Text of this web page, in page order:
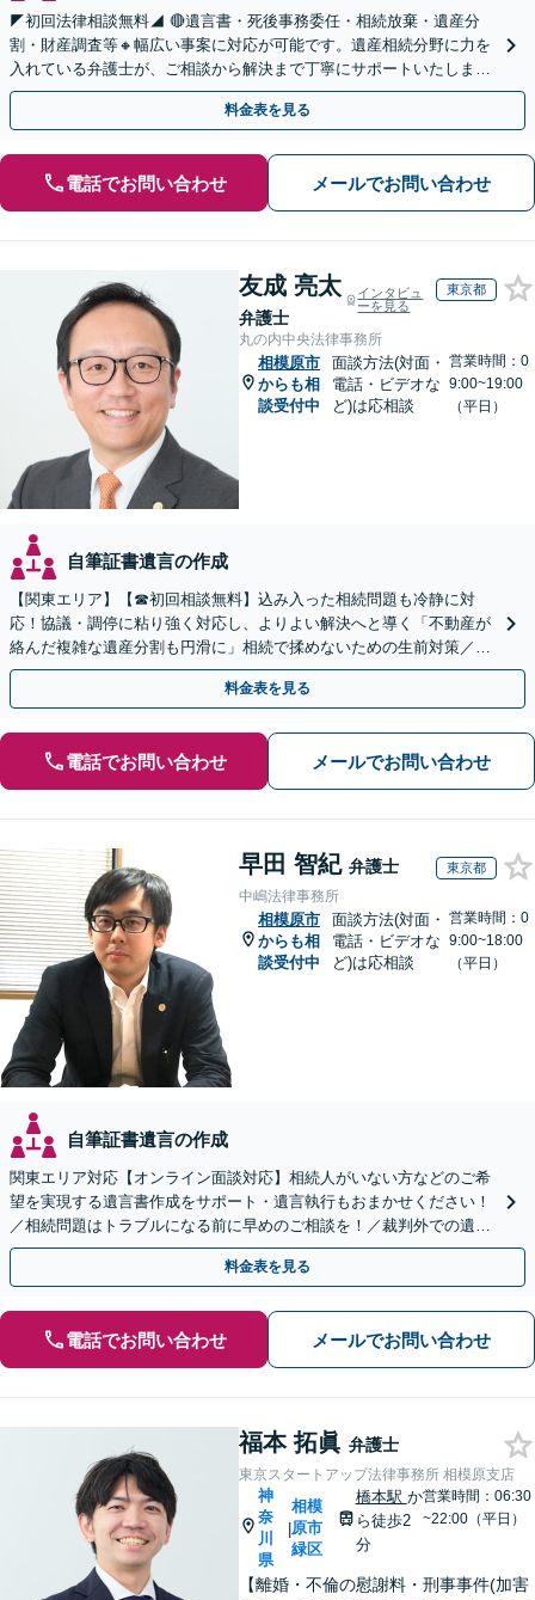
◤初回法律相談無料◢ 🔴遺言書・死後事務委任・相続放棄・遺産分
割・財産調査等🔸幅広い事案に対応が可能です。遺産相続分野に力を
入れている弁護士が、ご相談から解決まで丁寧にサポートいたしま
す。まずはじっくりとお話ししてください。
料金表を見る
電話でお問い合わせ メールでお問い合わせ
友成 亮太
弁護士
インタビュ
ーを見る
東京都
丸の内中央法律事務所
相模原市
からも相
談受付中
面談方法(対面・
電話・ビデオな
ど)は応相談
営業時間：0
9:00~19:00
（平日）
自筆証書遺言の作成
【関東エリア】【☎︎初回相談無料】込み入った相続問題も冷静に対
応！協議・調停に粘り強く対応し、よりよい解決へと導く「不動産が
絡んだ複雑な遺産分割も円滑に」相続で揉めないための生前対策／遺
言書の作成から執行【夜間相談可】【有楽町駅1分】
料金表を見る
電話でお問い合わせ メールでお問い合わせ
早田 智紀 弁護士 東京都
中嶋法律事務所
相模原市
からも相
談受付中
面談方法(対面・
電話・ビデオな
ど)は応相談
営業時間：0
9:00~18:00
（平日）
自筆証書遺言の作成
関東エリア対応【オンライン面談対応】相続人がいない方などのご希
望を実現する遺言書作成をサポート・遺言執行もおまかせください！
／相続問題はトラブルになる前に早めのご相談を！／裁判外での遺産
分割協議の経験多数【完全個室】
料金表を見る
電話でお問い合わせ メールでお問い合わせ
福本 拓眞 弁護士
東京スタートアップ法律事務所 相模原支店
神
奈
川
県
|
相模
原市
緑区
橋本駅 か
ら徒歩2
分
営業時間：06:30
~22:00（平日）
【離婚・不倫の慰謝料・刑事事件(加害